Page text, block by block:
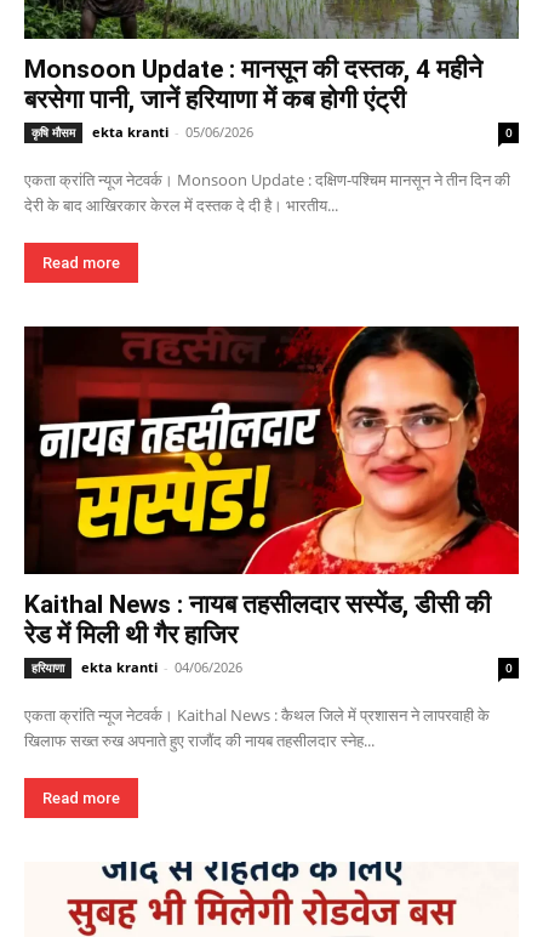
Monsoon Update : मानसून की दस्तक, 4 महीने
बरसेगा पानी, जानें हरियाणा में कब होगी एंट्री
कृषि मौसम ekta kranti - 05/06/2026 0
एकता क्रांति न्यूज नेटवर्क। Monsoon Update : दक्षिण-पश्चिम मानसून ने तीन दिन की
देरी के बाद आखिरकार केरल में दस्तक दे दी है। भारतीय...
Read more
Kaithal News : नायब तहसीलदार सस्पेंड, डीसी की
रेड में मिली थी गैर हाजिर
हरियाणा ekta kranti - 04/06/2026 0
एकता क्रांति न्यूज नेटवर्क। Kaithal News : कैथल जिले में प्रशासन ने लापरवाही के
खिलाफ सख्त रुख अपनाते हुए राजौंद की नायब तहसीलदार स्नेह...
Read more